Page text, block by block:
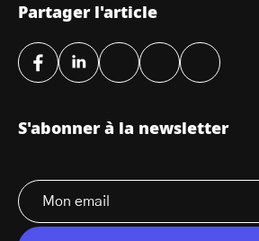
Partager l'article
S'abonner à la newsletter